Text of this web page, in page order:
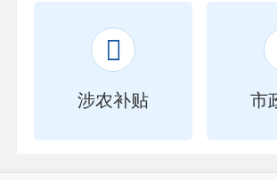

涉农补贴 市